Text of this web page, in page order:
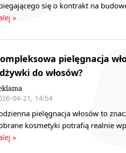
się o kontrakt na
»
pielęgnacja
do włosów?
04-21, 14:54
pielęgnacja włosów to
kosmetyki potrafią realnie
»